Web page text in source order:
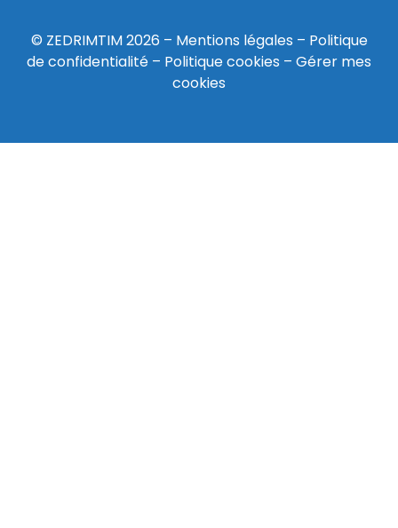
© ZEDRIMTIM 2026 – Mentions légales – Politique
de confidentialité – Politique cookies – Gérer mes
cookies